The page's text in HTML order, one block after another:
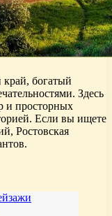
край, богатый
Здесь
и просторных
Если вы ищете
Ростовская